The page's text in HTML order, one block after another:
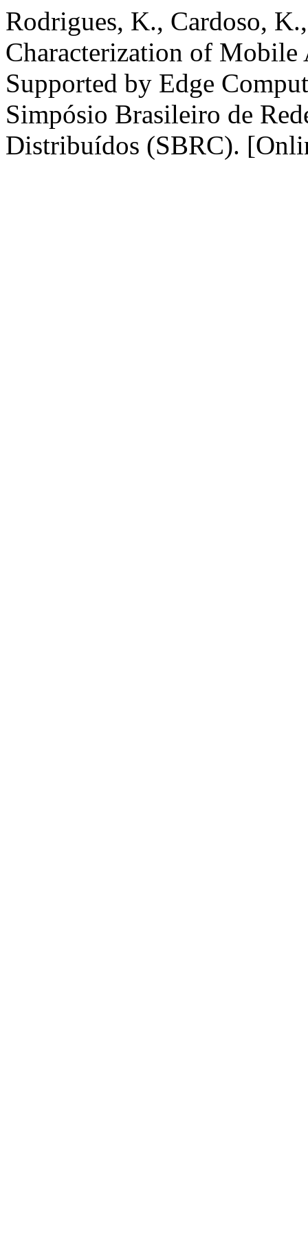
Rodrigues, K., Cardoso,
Characterization of Mobile
Supported by Edge
Simpósio Brasileiro de
Distribuídos (SBRC).